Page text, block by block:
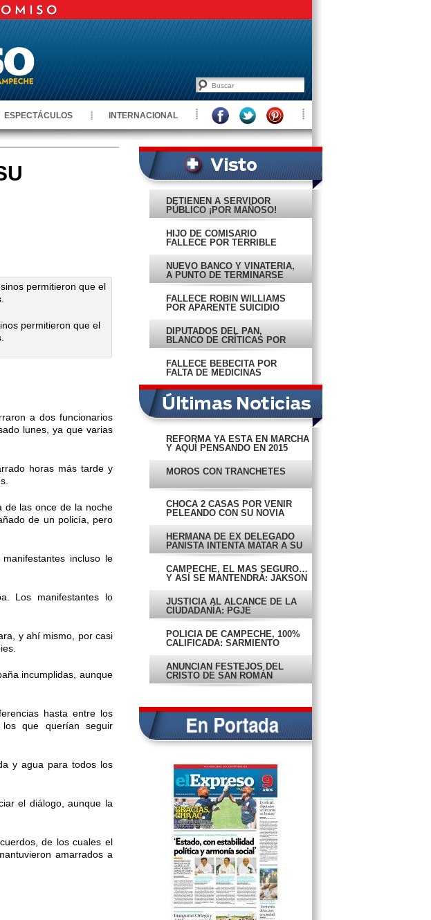
ESPECTÁCULOS INTERNACIONAL
permitieron que el
a dos funcionarios
lunes, ya que varias
horas más tarde y
de las once de la noche
de un policía, pero
incluso le
Los manifestantes lo
y ahí mismo, por casi
incumplidas, aunque
hasta entre los
que querían seguir
y agua para todos los
el diálogo, aunque la
de los cuales el
amarrados a
DETIENEN A SERVIDOR
PÚBLICO ¡POR MAÑOSO!
HIJO DE COMISARIO
FALLECE POR TERRIBLE
NUEVO BANCO Y VINATERÍA,
A PUNTO DE TERMINARSE
FALLECE ROBIN WILLIAMS
POR APARENTE SUICIDIO
DIPUTADOS DEL PAN,
BLANCO DE CRÍTICAS POR
‘FIESTECITA’
FALLECE BEBECITA POR
FALTA DE MEDICINAS
REFORMA YA ESTÁ EN MARCHA
Y AQUÍ PENSANDO EN 2015
MOROS CON TRANCHETES
CHOCA 2 CASAS POR VENIR
PELEANDO CON SU NOVIA
HERMANA DE EX DELEGADO
PANISTA INTENTA MATAR A SU
EX
CAMPECHE, EL MÁS SEGURO…
Y ASÍ SE MANTENDRÁ: JAKSON
JUSTICIA AL ALCANCE DE LA
CIUDADANÍA: PGJE
POLICÍA DE CAMPECHE, 100%
CALIFICADA: SARMIENTO
ANUNCIAN FESTEJOS DEL
CRISTO DE SAN ROMÁN
ETAPA DEL MEGADRENAJE
INTENSA TORMENTA DEJA CAOS
EN CAMPECHE
CONFIRMAN ‘BONOTE’ A
DIPUTADOS
INAUGURAN ORTEGA Y AME
NUEVA AVENIDA
¡SALVADOS POR LA TORMENTA!
EN PORTADA
CAMPECHE, CON ARMONÍA
SOCIAL Y SEGURIDAD